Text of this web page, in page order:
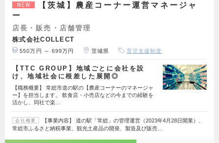
NEW
【茨城】農産コーナー運営マネージャ
ー
店長・販売・店舗管理
株式会社COLLECT
550万円 ～ 699万円 茨城県 育児支援制度
【TTC GROUP】地域ごとに会社を設
け、地域社会に根差した展開◎
【職務概要】 常総市道の駅の【農産コーナーのマネージャ
ー】を担当します。 飲食店・小売店などの今までの経験を
活かし、同社で楽…
会社概要
【事業内容】 道の駅「常総」の管理運営（2023年4月28日開業）、
常総市ふるさと納税事業、観光土産品の開発、製造及び販売…